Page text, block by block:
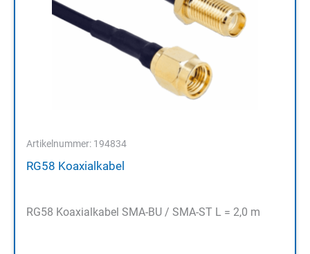
Artikelnummer: 194834
RG58 Koaxialkabel
RG58 Koaxialkabel SMA-BU / SMA-ST L = 2,0 m